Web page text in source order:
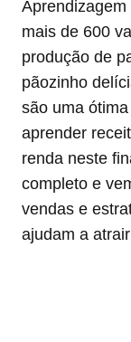
mais de 600
produção de
pãozinho
são uma
aprender
renda neste
completo e
vendas e
ajudam a